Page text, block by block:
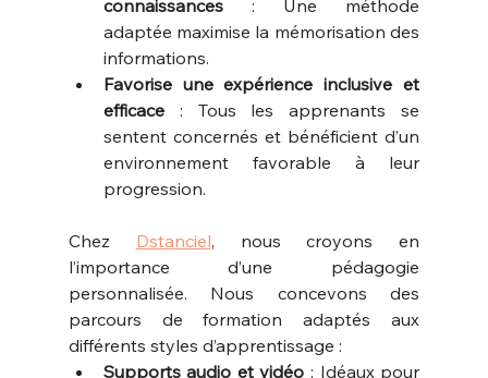
connaissances : Une méthode
adaptée maximise la mémorisation des
informations.
Favorise une expérience inclusive et
efficace : Tous les apprenants se
sentent concernés et bénéficient d’un
environnement favorable à leur
progression.
Chez Dstanciel, nous croyons en
l’importance d’une pédagogie
personnalisée. Nous concevons des
parcours de formation adaptés aux
différents styles d’apprentissage :
Supports audio et vidéo : Idéaux pour